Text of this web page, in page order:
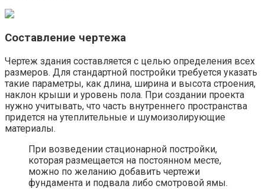
Составление чертежа
Чертеж здания составляется с целью определения всех
размеров. Для стандартной постройки требуется указать
такие параметры, как длина, ширина и высота строения,
наклон крыши и уровень пола. При создании проекта
нужно учитывать, что часть внутреннего пространства
придется на утеплительные и шумоизолирующие
материалы.
При возведении стационарной постройки,
которая размещается на постоянном месте,
можно по желанию добавить чертежи
фундамента и подвала либо смотровой ямы.